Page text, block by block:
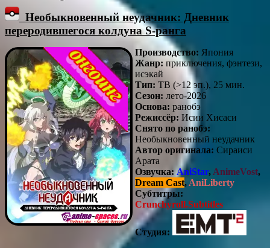
Необыкновенный неудачник: Дневник
переродившегося колдуна S-ранга
Производство: Япония
Жанр: приключения, фэнтези,
исэкай
Тип: ТВ (>12 эп.), 25 мин.
Сезон: лето-2026
Основа: ранобэ
Режиссёр: Исии Хисаси
Снято по ранобэ:
Необыкновенный неудачник
Автор оригинала: Сираиси
Арата
Озвучка:AniStar, AnimeVost,
Dream Cast, AniLiberty
Субтитры:
Crunchyroll.Subtitles
Студия: